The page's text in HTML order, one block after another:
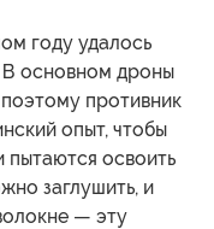
году удалось
В основном дроны
противник
опыт, чтобы
освоить
заглушить, и
— эту